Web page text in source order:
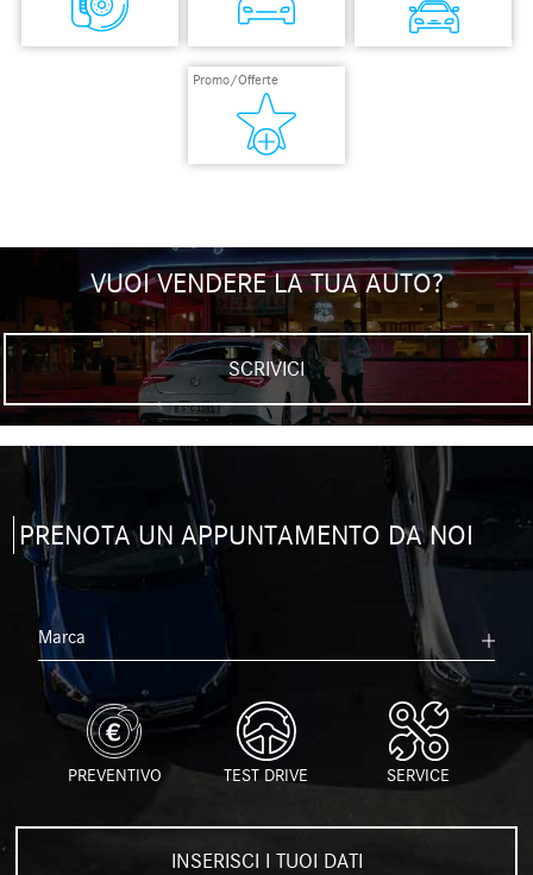
VUOI VENDERE LA TUA AUTO?
SCRIVICI
PRENOTA UN APPUNTAMENTO DA NOI
Marca
PREVENTIVO TEST DRIVE SERVICE
INSERISCI I TUOI DATI